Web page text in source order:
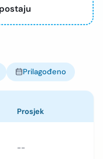
Prilagođeno
Prosjek
--